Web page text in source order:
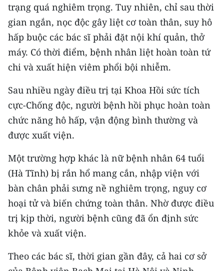
Media Kinh tế
Media Văn hóa
Media Xã hội
Media Pháp luật
Media Du lịch
Media Thế giới
Media Thể thao
Media Giáo dục
Media Y tế
Media Khoa học - Công nghệ
Media Môi trường
trạng quá nghiêm trọng. Tuy nhiên, chỉ sau thời
gian ngắn, nọc độc gây liệt cơ toàn thân, suy hô
hấp buộc các bác sĩ phải đặt nội khí quản, thở
máy. Có thời điểm, bệnh nhân liệt hoàn toàn tứ
chi và xuất hiện viêm phổi bội nhiễm.
Sau nhiều ngày điều trị tại Khoa Hồi sức tích
cực-Chống độc, người bệnh hồi phục hoàn toàn
chức năng hô hấp, vận động bình thường và
được xuất viện.
Một trường hợp khác là nữ bệnh nhân 64 tuổi
(Hà Tĩnh) bị rắn hổ mang cắn, nhập viện với
bàn chân phải sưng nề nghiêm trọng, nguy cơ
hoại tử và biến chứng toàn thân. Nhờ được điều
trị kịp thời, người bệnh cũng đã ổn định sức
khỏe và xuất viện.
Theo các bác sĩ, thời gian gần đây, cả hai cơ sở